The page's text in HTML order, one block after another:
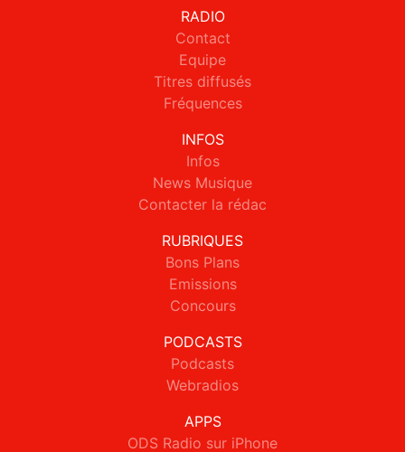
RADIO
Contact
Equipe
Titres diffusés
Fréquences
INFOS
Infos
News Musique
Contacter la rédac
RUBRIQUES
Bons Plans
Emissions
Concours
PODCASTS
Podcasts
Webradios
APPS
ODS Radio sur iPhone